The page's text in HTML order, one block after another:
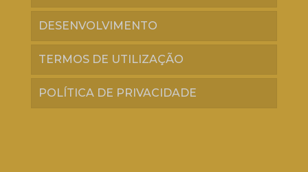
DESENVOLVIMENTO
TERMOS DE UTILIZAÇÃO
POLÍTICA DE PRIVACIDADE